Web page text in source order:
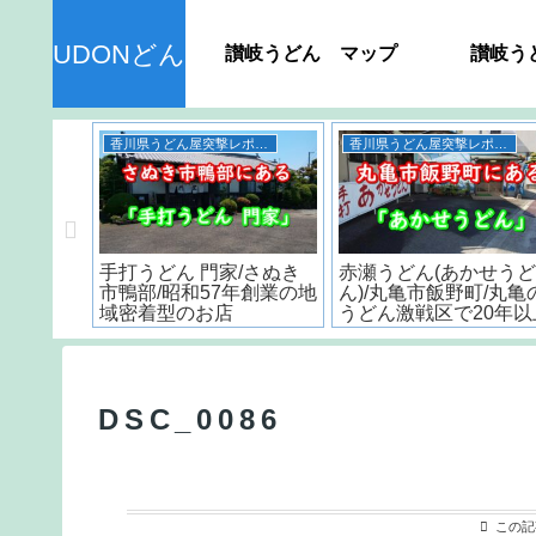
UDONどん 讃岐うどん マップ 讃岐う
うどん
＜香川うどん屋＞おすす
め製麺所4店の紹介
香川県のおすすめスポット
丸亀城のスタンプラリ
は最後に感動が訪れる
DSC_0086
この